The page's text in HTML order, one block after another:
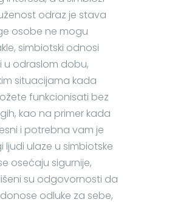
odraz je stava
osobe ne mogu
simbiotski odnosi
u odraslom dobu,
situacijama kada
funkcionisati bez
kao na primer kada
i potrebna vam je
ljudi ulaze u simbiotske
osećaju sigurnije,
su odgovornosti da
odluke za sebe,